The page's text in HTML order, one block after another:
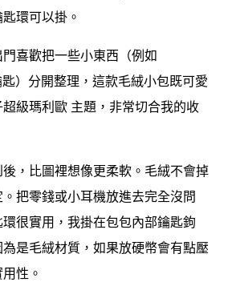
環可以掛。
門喜歡把一些小東西（例如
）分開整理，這款毛絨小包既可愛
級瑪利歐 主題，非常切合我的收
後，比圖裡想像更柔軟。毛絨不會掉
把零錢或小耳機放進去完全沒問
很實用，我掛在包包內部鑰匙鉤
為是毛絨材質，如果放硬幣會有點壓
性。